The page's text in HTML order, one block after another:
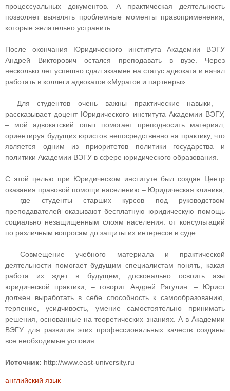
процессуальных документов. А практическая деятельность
позволяет выявлять проблемные моменты правоприменения,
которые желательно устранить.
После окончания Юридического института Академии ВЭГУ
Андрей Викторович остался преподавать в вузе. Через
несколько лет успешно сдал экзамен на статус адвоката и начал
работать в коллеги адвокатов «Муратов и партнеры».
– Для студентов очень важны практические навыки, –
рассказывает доцент Юридического института Академии ВЭГУ,
– мой адвокатский опыт помогает преподносить материал,
ориентируя будущих юристов непосредственно на практику, что
является одним из приоритетов политики государства и
политики Академии ВЭГУ в сфере юридического образования.
С этой целью при Юридическом институте был создан Центр
оказания правовой помощи населению – Юридическая клиника,
– где студенты старших курсов под руководством
преподавателей оказывают бесплатную юридическую помощь
социально незащищенным слоям населения: от консультаций
по различным вопросам до защиты их интересов в суде.
– Совмещение учебного материала и практической
деятельности помогает будущим специалистам понять, какая
работа их ждет в будущем, досконально освоить азы
юридической практики, – говорит Андрей Рагулин. – Юрист
должен выработать в себе способность к самообразованию,
терпение, усидчивость, умение самостоятельно принимать
решения, основанные на теоретических знаниях. А в Академии
ВЭГУ для развития этих профессиональных качеств созданы
все необходимые условия.
Источник: http://www.east-university.ru
английский язык